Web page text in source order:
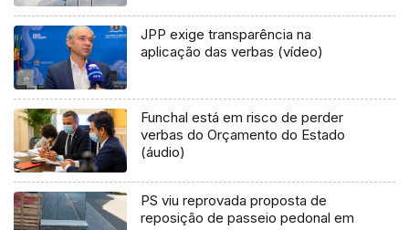
JPP exige transparência na
aplicação das verbas (vídeo)
Funchal está em risco de perder
verbas do Orçamento do Estado
(áudio)
PS viu reprovada proposta de
reposição de passeio pedonal em